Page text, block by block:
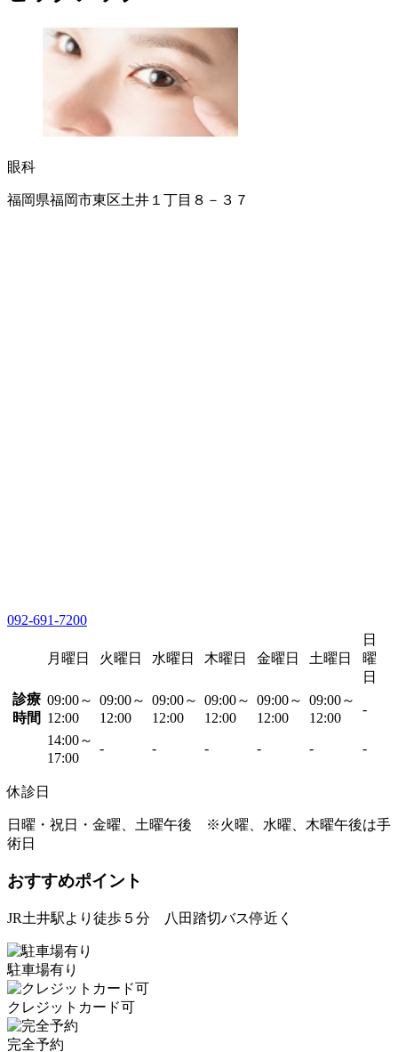
眼科
福岡県福岡市東区土井１丁目８－３７
092-691-7200
月曜日 火曜日 水曜日 木曜日 金曜日 土曜日
日
曜
日
診療
時間
09:00～
12:00
09:00～
12:00
09:00～
12:00
09:00～
12:00
09:00～
12:00
09:00～
12:00
-
14:00～
17:00
- - - - - -
休診日
日曜・祝日・金曜、土曜午後 ※火曜、水曜、木曜午後は手
術日
おすすめポイント
JR土井駅より徒歩５分 八田踏切バス停近く
駐車場有り
クレジットカード可
完全予約